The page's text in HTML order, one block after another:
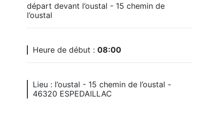
départ devant l’oustal - 15 chemin de
l’oustal
Heure de début : 08:00
Lieu : l’oustal - 15 chemin de l’oustal -
46320 ESPEDAILLAC